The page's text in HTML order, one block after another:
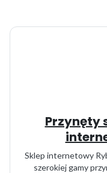
Przynęty
Sklep internetowy
szerokiej gamy